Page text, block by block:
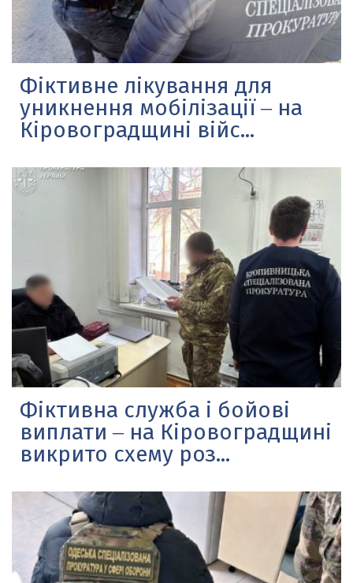
Фіктивне лікування для
уникнення мобілізації ‒ на
Кіровоградщині війс...
Фіктивна служба і бойові
виплати ‒ на Кіровоградщині
викрито схему роз...